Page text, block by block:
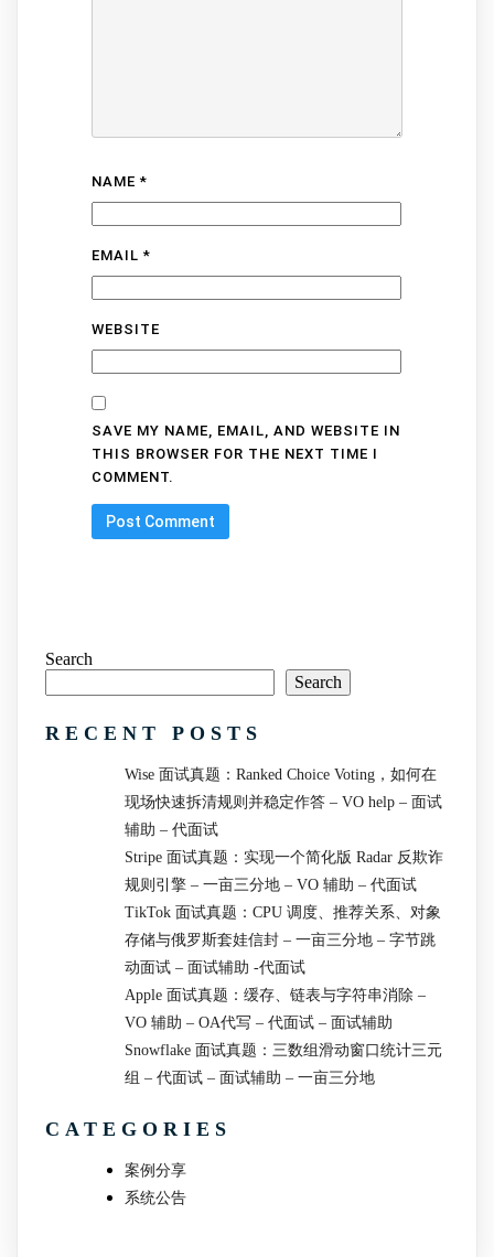
NAME *
EMAIL *
WEBSITE
SAVE MY NAME, EMAIL, AND WEBSITE IN
THIS BROWSER FOR THE NEXT TIME I
COMMENT.
Search
Search
RECENT POSTS
Wise 面试真题：Ranked Choice Voting，如何在
现场快速拆清规则并稳定作答 – VO help – 面试
辅助 – 代面试
Stripe 面试真题：实现一个简化版 Radar 反欺诈
规则引擎 – 一亩三分地 – VO 辅助 – 代面试
TikTok 面试真题：CPU 调度、推荐关系、对象
存储与俄罗斯套娃信封 – 一亩三分地 – 字节跳
动面试 – 面试辅助 -代面试
Apple 面试真题：缓存、链表与字符串消除 –
VO 辅助 – OA代写 – 代面试 – 面试辅助
Snowflake 面试真题：三数组滑动窗口统计三元
组 – 代面试 – 面试辅助 – 一亩三分地
CATEGORIES
案例分享
系统公告